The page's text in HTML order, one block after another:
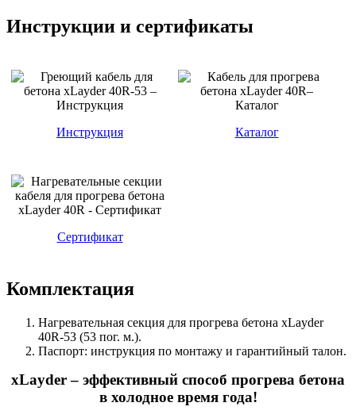
Инструкции и сертификаты
Инструкция Каталог
Сертификат
Комплектация
Нагревательная секция для прогрева бетона xLayder
40R-53 (53 пог. м.).
Паспорт: инструкция по монтажу и гарантийный талон.
xLayder – эффективный способ прогрева бетона
в холодное время года!